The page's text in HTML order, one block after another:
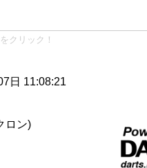
クリック！
日 11:08:21
ロン)